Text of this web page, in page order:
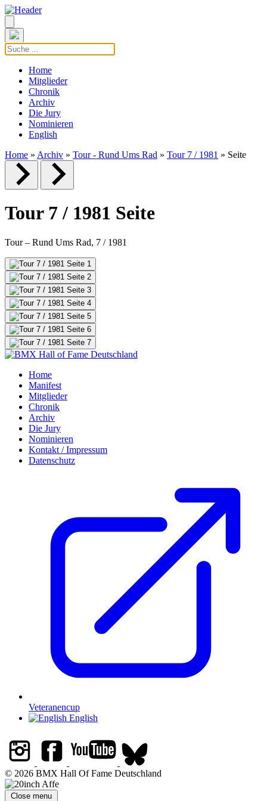
Home
Mitglieder
Chronik
Archiv
Die Jury
Nominieren
English
Home » Archiv » Tour - Rund Ums Rad » Tour 7 / 1981 » Seite
Tour 7 / 1981 Seite
Tour – Rund Ums Rad, 7 / 1981
Home
Manifest
Mitglieder
Chronik
Archiv
Die Jury
Nominieren
Kontakt / Impressum
Datenschutz
Veteranencup
English
© 2026 BMX Hall Of Fame Deutschland
Close menu